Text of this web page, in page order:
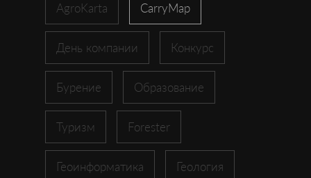
AgroKarta CarryMap
День компании Конкурс
Бурение Образование
Туризм Forester
Геоинформатика Геология